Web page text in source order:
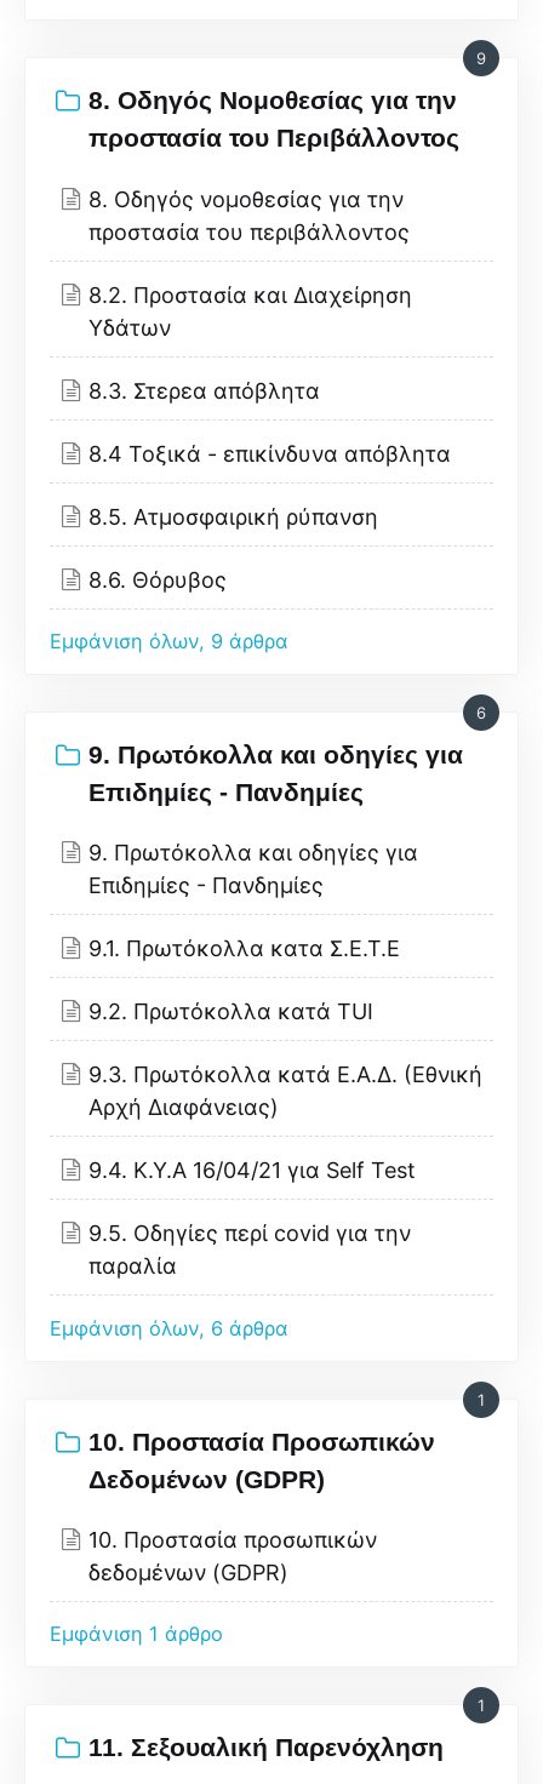
8. Οδηγός Νομοθεσίας για την
προστασία του Περιβάλλοντος
9
8. Οδηγός νομοθεσίας για την
προστασία του περιβάλλοντος
8.2. Προστασία και Διαχείρηση
Υδάτων
8.3. Στερεα απόβλητα
8.4 Τοξικά - επικίνδυνα απόβλητα
8.5. Ατμοσφαιρική ρύπανση
8.6. Θόρυβος
Εμφάνιση όλων, 9 άρθρα
9. Πρωτόκολλα και οδηγίες για
Επιδημίες - Πανδημίες
6
9. Πρωτόκολλα και οδηγίες για
Επιδημίες - Πανδημίες
9.1. Πρωτόκολλα κατα Σ.Ε.Τ.Ε
9.2. Πρωτόκολλα κατά TUI
9.3. Πρωτόκολλα κατά Ε.Α.Δ. (Εθνική
Αρχή Διαφάνειας)
9.4. Κ.Υ.Α 16/04/21 για Self Test
9.5. Οδηγίες περί covid για την
παραλία
Εμφάνιση όλων, 6 άρθρα
10. Προστασία Προσωπικών
Δεδομένων (GDPR)
1
10. Προστασία προσωπικών
δεδομένων (GDPR)
Εμφάνιση 1 άρθρο
11. Σεξουαλική Παρενόχληση
1